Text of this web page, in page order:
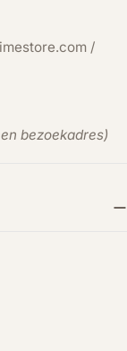
/
bezoekadres)